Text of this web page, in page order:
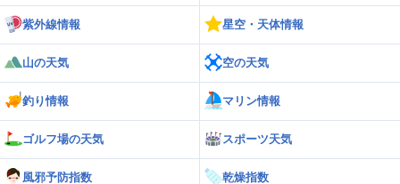
紫外線情報 星空・天体情報
山の天気 空の天気
釣り情報 マリン情報
ゴルフ場の天気 スポーツ天気
風邪予防指数 乾燥指数